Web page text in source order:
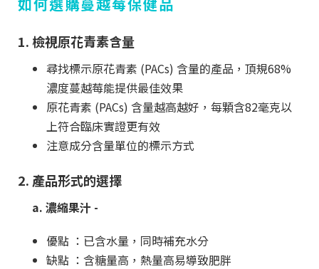
1. 檢視原花青素含量
尋找標示原花青素 (PACs) 含量的產品，頂規68%
濃度蔓越莓能提供最佳效果
原花青素 (PACs) 含量越高越好，每顆含82毫克以
上符合臨床實證更有效
注意成分含量單位的標示方式
2. 產品形式的選擇
a. 濃縮果汁 -
優點 ：已含水量，同時補充水分
缺點 ：含糖量高，熱量高易導致肥胖